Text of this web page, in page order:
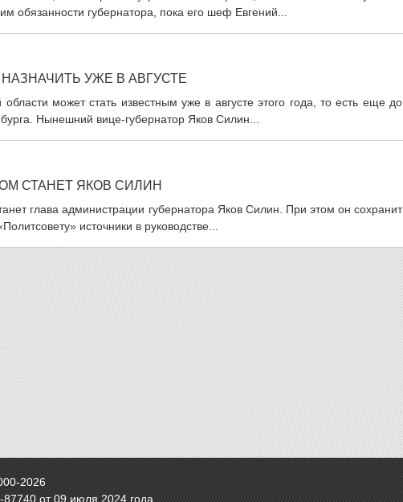
обязанности губернатора, пока его шеф Евгений...
УЖЕ В АВГУСТЕ
может стать известным уже в августе этого года, то есть еще до
Нынешний вице-губернатор Яков Силин...
СТАНЕТ ЯКОВ СИЛИН
глава администрации губернатора Яков Силин. При этом он сохранит
источники в руководстве...
2026
от 09 июля 2024 года.